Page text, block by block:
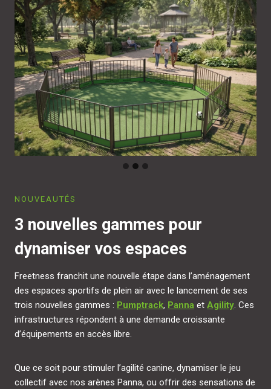
NOUVEAUTÉS
3 nouvelles gammes pour
dynamiser vos espaces
Freetness franchit une nouvelle étape dans l’aménagement
des espaces sportifs de plein air avec le lancement de ses
trois nouvelles gammes : Pumptrack, Panna et Agility. Ces
infrastructures répondent à une demande croissante
d’équipements en accès libre.
Que ce soit pour stimuler l’agilité canine, dynamiser le jeu
collectif avec nos arènes Panna, ou offrir des sensations de